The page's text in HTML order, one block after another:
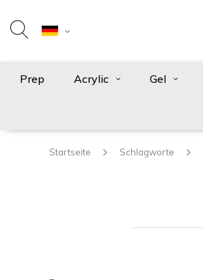
Prep Acrylic Gel
Startseite Schlagworte